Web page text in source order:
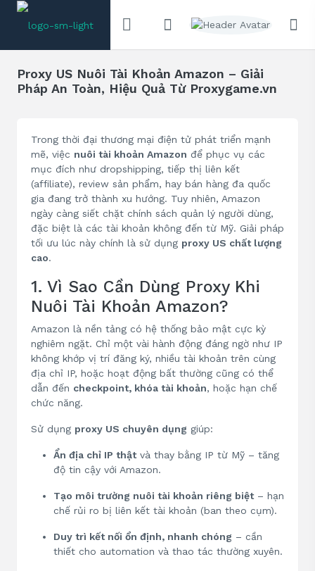
Proxy US Nuôi Tài Khoản Amazon – Giải
Pháp An Toàn, Hiệu Quả Từ Proxygame.vn
Trong thời đại thương mại điện tử phát triển mạnh
mẽ, việc nuôi tài khoản Amazon để phục vụ các
mục đích như dropshipping, tiếp thị liên kết
(affiliate), review sản phẩm, hay bán hàng đa quốc
gia đang trở thành xu hướng. Tuy nhiên, Amazon
ngày càng siết chặt chính sách quản lý người dùng,
đặc biệt là các tài khoản không đến từ Mỹ. Giải pháp
tối ưu lúc này chính là sử dụng proxy US chất lượng
cao.
1. Vì Sao Cần Dùng Proxy Khi
Nuôi Tài Khoản Amazon?
Amazon là nền tảng có hệ thống bảo mật cực kỳ
nghiêm ngặt. Chỉ một vài hành động đáng ngờ như IP
không khớp vị trí đăng ký, nhiều tài khoản trên cùng
địa chỉ IP, hoặc hoạt động bất thường cũng có thể
dẫn đến checkpoint, khóa tài khoản, hoặc hạn chế
chức năng.
Sử dụng proxy US chuyên dụng giúp:
Ẩn địa chỉ IP thậtvà thay bằng IP từ Mỹ – tăng
độ tin cậy với Amazon.
Tạo môi trường nuôi tài khoản riêng biệt– hạn
chế rủi ro bị liên kết tài khoản (ban theo cụm).
Duy trì kết nối ổn định, nhanh chóng – cần
thiết cho automation và thao tác thường xuyên.